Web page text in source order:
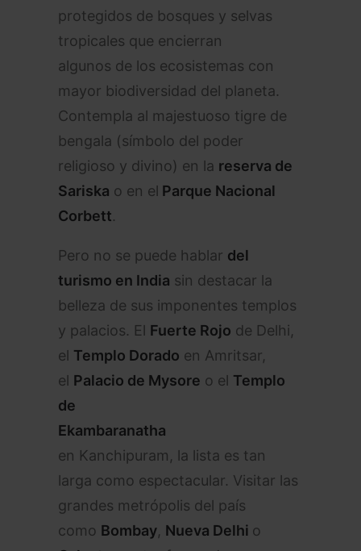
protegidos de bosques y selvas
tropicales que encierran
algunos de los ecosistemas con
mayor biodiversidad del planeta.
Contempla al majestuoso tigre de
bengala (símbolo del poder
religioso y divino) en la reserva de
Sariska o en el Parque Nacional
Corbett.
Pero no se puede hablar del
turismo en India sin destacar la
belleza de sus imponentes templos
y palacios. El Fuerte Rojo de Delhi,
el Templo Dorado en Amritsar,
el Palacio de Mysore o el Templo
de
Ekambaranatha
en Kanchipuram, la lista es tan
larga como espectacular. Visitar las
grandes metrópolis del país
como Bombay, Nueva Delhi o